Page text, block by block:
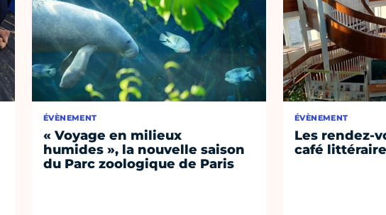
ÉVÈNEMENT
« Voyage en milieux
humides », la nouvelle saison
du Parc zoologique de Paris
ÉVÈNEMENT
Les rendez-
café